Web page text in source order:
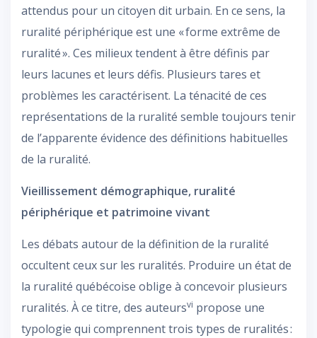
attendus pour un citoyen dit urbain. En ce sens, la
ruralité périphérique est une « forme extrême de
ruralité ». Ces milieux tendent à être définis par
leurs lacunes et leurs défis. Plusieurs tares et
problèmes les caractérisent. La ténacité de ces
représentations de la ruralité semble toujours tenir
de l’apparente évidence des définitions habituelles
de la ruralité.
Vieillissement démographique, ruralité
périphérique et patrimoine vivant
Les débats autour de la définition de la ruralité
occultent ceux sur les ruralités. Produire un état de
la ruralité québécoise oblige à concevoir plusieurs
ruralités. À ce titre, des auteursvi propose une
typologie qui comprennent trois types de ruralités :